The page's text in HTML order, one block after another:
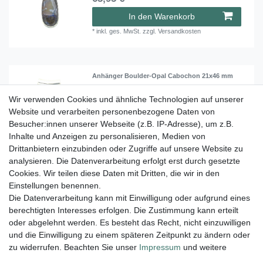
In den Warenkorb
*inkl. ges. MwSt. zzgl.Versandkosten
Anhänger Boulder-Opal Cabochon 21x46 mm
67,45 € *
In den Warenkorb
inkl. ges. MwSt. Versandkosten
Lieferung und Versand
Wir verwenden Cookies und ähnliche Technologien auf unserer
Website und verarbeiten personenbezogene Daten von
Besucher:innen unserer Webseite (z.B. IP-Adresse), um z.B.
Inhalte und Anzeigen zu personalisieren, Medien von
Drittanbietern einzubinden oder Zugriffe auf unsere Website zu
analysieren. Die Datenverarbeitung erfolgt erst durch gesetzte
Cookies. Wir teilen diese Daten mit Dritten, die wir in den
Einstellungen benennen.
Die Datenverarbeitung kann mit Einwilligung oder aufgrund eines
berechtigten Interesses erfolgen. Die Zustimmung kann erteilt
oder abgelehnt werden. Es besteht das Recht, nicht einzuwilligen
und die Einwilligung zu einem späteren Zeitpunkt zu ändern oder
zu widerrufen. Beachten Sie unser Impressum und weitere